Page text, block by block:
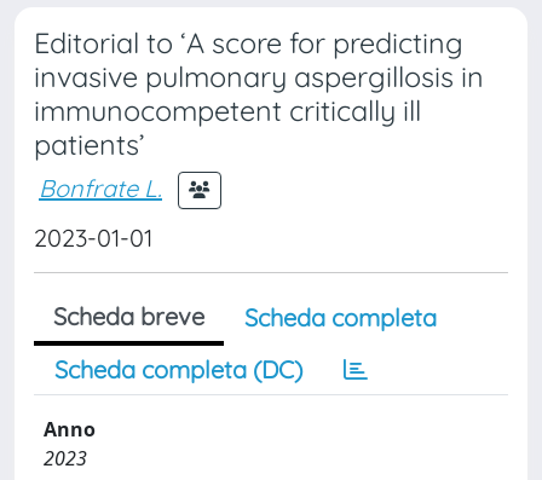
Editorial to ‘A score for predicting
invasive pulmonary aspergillosis in
immunocompetent critically ill
patients’
Bonfrate L.
2023-01-01
Scheda breve
Scheda completa
Scheda completa (DC)
Anno
2023